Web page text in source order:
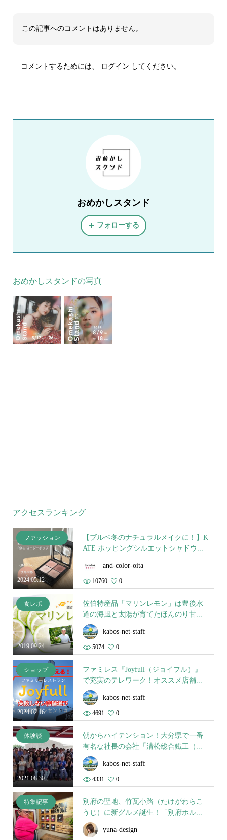
この記事へのコメントはありません。
コメントするためには、 ログイン してください。
おめかしスタンド
フォローする
おめかしスタンドの写真
アクセスランキング
2024.05.12
ファッション
【ブルベ冬のナチュラルメイクに！】K
ATE ポッピングシルエットシャドウ...
and-color-oita
10760 0
2019.09.24
食レポ
佐伯特産品「マリンレモン」は豊後水
道の海風と太陽が育てたほんのり甘...
kabos-net-staff
5074 0
2024.02.16
ショップ
ファミレス『Joyfull（ジョイフル）』
で充実のテレワーク！オススメ店舗...
kabos-net-staff
4691 0
2021.08.30
体験談
朝からハイテンション！大分県で一番
有名な社長の会社「清松総合鐵工（...
kabos-net-staff
4331 0
特集記事
別府の聖地、竹瓦小路（たけがわらこ
うじ）に新グルメ誕生！「別府ホル...
yuna-design